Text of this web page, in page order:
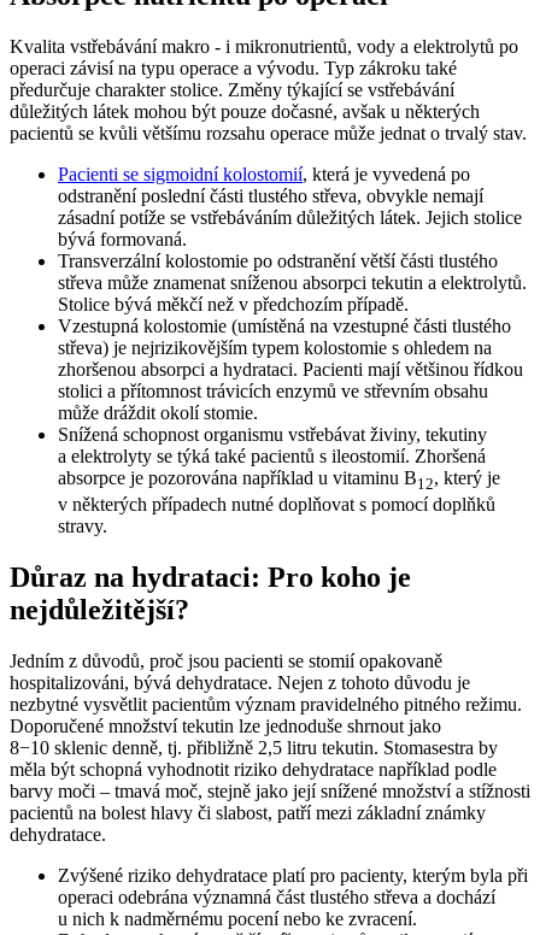
Kvalita vstřebávání makro -⁠ i mikronutrientů, vody a elektrolytů po
operaci závisí na typu operace a vývodu. Typ zákroku také
předurčuje charakter stolice. Změny týkající se vstřebávání
důležitých látek mohou být pouze dočasné, avšak u některých
pacientů se kvůli většímu rozsahu operace může jednat o trvalý stav.
Pacienti se sigmoidní kolostomií, která je vyvedená po
odstranění poslední části tlustého střeva, obvykle nemají
zásadní potíže se vstřebáváním důležitých látek. Jejich stolice
bývá formovaná.
Transverzální kolostomie po odstranění větší části tlustého
střeva může znamenat sníženou absorpci tekutin a elektrolytů.
Stolice bývá měkčí než v předchozím případě.
Vzestupná kolostomie (umístěná na vzestupné části tlustého
střeva) je nejrizikovějším typem kolostomie s ohledem na
zhoršenou absorpci a hydrataci. Pacienti mají většinou řídkou
stolici a přítomnost trávicích enzymů ve střevním obsahu
může dráždit okolí stomie.
Snížená schopnost organismu vstřebávat živiny, tekutiny
a elektrolyty se týká také pacientů s ileostomií. Zhoršená
absorpce je pozorována například u vitaminu B12, který je
v některých případech nutné doplňovat s pomocí doplňků
stravy.
Důraz na hydrataci: Pro koho je
nejdůležitější?
Jedním z důvodů, proč jsou pacienti se stomií opakovaně
hospitalizováni, bývá dehydratace. Nejen z tohoto důvodu je
nezbytné vysvětlit pacientům význam pravidelného pitného režimu.
Doporučené množství tekutin lze jednoduše shrnout jako
8−10 sklenic denně, tj. přibližně 2,5 litru tekutin. Stomasestra by
měla být schopná vyhodnotit riziko dehydratace například podle
barvy moči –⁠ tmavá moč, stejně jako její snížené množství a stížnosti
pacientů na bolest hlavy či slabost, patří mezi základní známky
dehydratace.
Zvýšené riziko dehydratace platí pro pacienty, kterým byla při
operaci odebrána významná část tlustého střeva a dochází
u nich k nadměrnému pocení nebo ke zvracení.